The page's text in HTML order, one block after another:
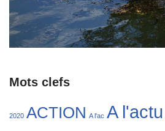
Mots clefs
2020 ACTION A l'ac A l'actu